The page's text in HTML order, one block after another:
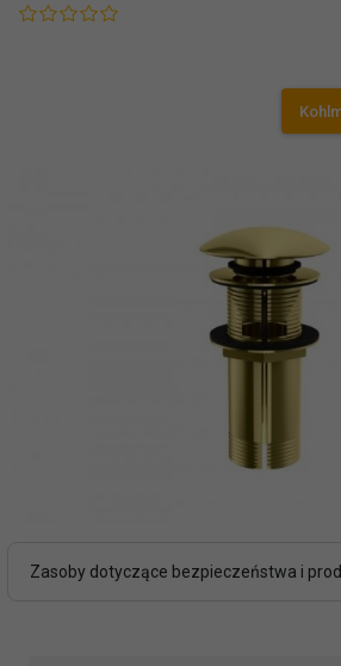
Zasoby dotyczące bezpieczeństwa i